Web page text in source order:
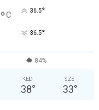
°C 36.5°
36.5°
84%
KED
38°
SZE
33°